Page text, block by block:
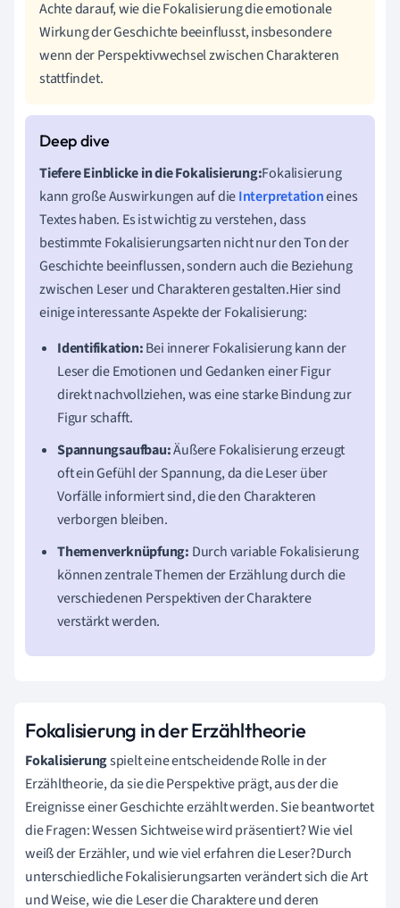
Achte darauf, wie die Fokalisierung die emotionale
Wirkung der Geschichte beeinflusst, insbesondere
wenn der Perspektivwechsel zwischen Charakteren
stattfindet.
Tiefere Einblicke in die Fokalisierung:Fokalisierung
kann große Auswirkungen auf dieInterpretationeines
Textes haben. Es ist wichtig zu verstehen, dass
bestimmte Fokalisierungsarten nicht nur den Ton der
Geschichte beeinflussen, sondern auch die Beziehung
zwischen Leser und Charakteren gestalten.Hier sind
einige interessante Aspekte der Fokalisierung:
Identifikation:Bei innerer Fokalisierung kann der
Leser die Emotionen und Gedanken einer Figur
direkt nachvollziehen, was eine starke Bindung zur
Figur schafft.
Spannungsaufbau:Äußere Fokalisierung erzeugt
oft ein Gefühl der Spannung, da die Leser über
Vorfälle informiert sind, die den Charakteren
verborgen bleiben.
Themenverknüpfung: Durch variable Fokalisierung
können zentrale Themen der Erzählung durch die
verschiedenen Perspektiven der Charaktere
verstärkt werden.
Fokalisierung in der Erzähltheorie
Fokalisierungspielt eine entscheidende Rolle in der
Erzähltheorie, da sie die Perspektive prägt, aus der die
Ereignisse einer Geschichte erzählt werden. Sie beantwortet
die Fragen: Wessen Sichtweise wird präsentiert? Wie viel
weiß der Erzähler, und wie viel erfahren die Leser?Durch
unterschiedliche Fokalisierungsarten verändert sich die Art
und Weise, wie die Leser die Charaktere und deren